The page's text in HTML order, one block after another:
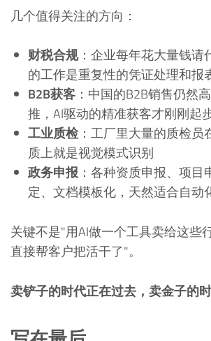
几个值得关注的方向：
财税合规：企业每年花大量钱请
的工作是重复性的凭证处理和报
B2B获客 ：中国的B2B销售仍然
推，AI驱动的精准获客才刚刚起
工业质检：工厂里大量的质检员
质上就是视觉模式识别
政务申报：各种资质申报、项目
定、文档模板化，天然适合自动
关键不是"用AI做一个工具卖给这些
直接帮客户把活干了"。
卖铲子的时代正在过去，卖金子的